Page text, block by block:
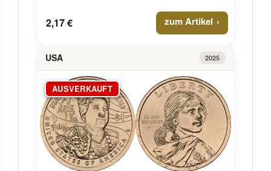
2,17 € zum Artikel
USA 2025
AUSVERKAUFT